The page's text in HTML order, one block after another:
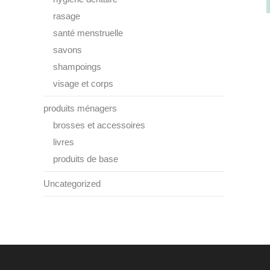
rasage
santé menstruelle
savons
shampoings
visage et corps
produits ménagers
brosses et accessoires
livres
produits de base
Uncategorized